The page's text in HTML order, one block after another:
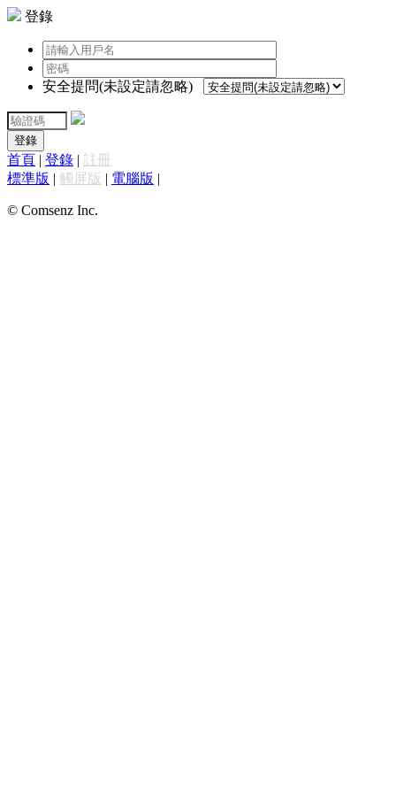
登錄
安全提問(未設定請忽略)
登錄
首頁 | 登錄 | 註冊
標準版 | 觸屏版 | 電腦版 |
© Comsenz Inc.